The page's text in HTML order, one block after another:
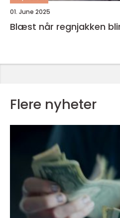
01. June 2025
Blæst når
Flere nyheter